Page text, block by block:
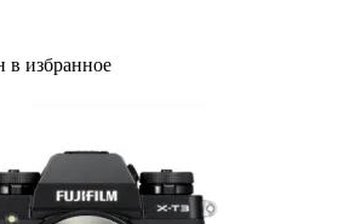
в избранное